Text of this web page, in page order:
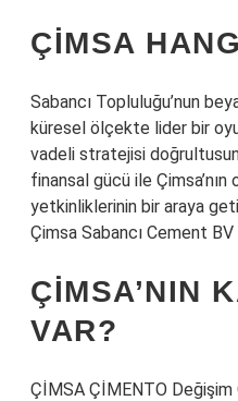
ÇIMSA
Sabancı Topluluğu’nun
küresel ölçekte lider bir
vadeli stratejisi
finansal gücü ile
yetkinliklerinin bir araya
Çimsa Sabancı Cement
ÇIMSA’NIN
VAR?
ÇİMSA ÇİMENTO Değişim